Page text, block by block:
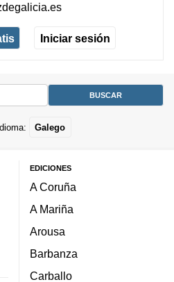
Iniciar sesión
Galego
EDICIONES
A Coruña
A Mariña
Arousa
Barbanza
Carballo